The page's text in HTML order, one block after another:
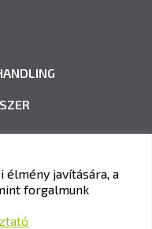
ÉS VIZSGAKÖZPONT
10.
élmény javítására, a
forgalmunk